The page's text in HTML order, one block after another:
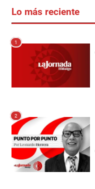
Lo más reciente
1
2